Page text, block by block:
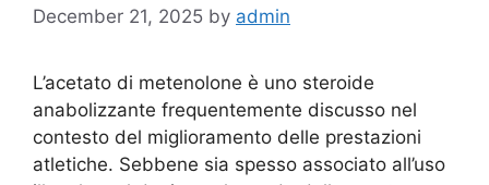
December 21, 2025 by admin
L’acetato di metenolone è uno steroide
anabolizzante frequentemente discusso nel
contesto del miglioramento delle prestazioni
atletiche. Sebbene sia spesso associato all’uso